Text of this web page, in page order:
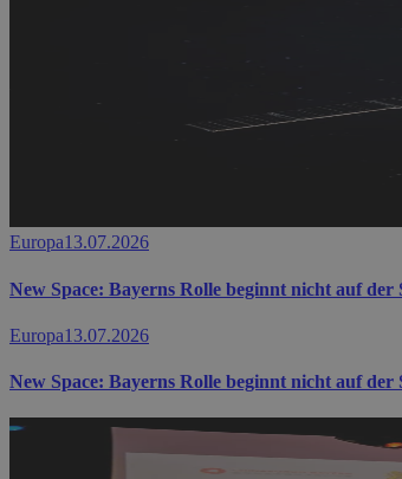
Europa13.07.2026
New Space: Bayerns Rolle beginnt nicht auf
Europa13.07.2026
New Space: Bayerns Rolle beginnt nicht auf